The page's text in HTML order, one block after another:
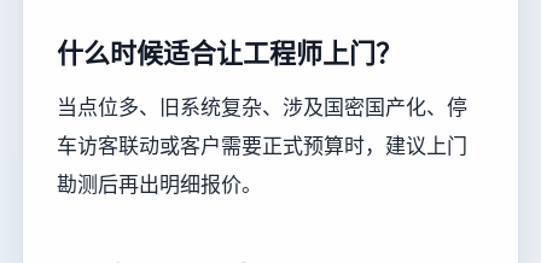
什么时候适合让工程师上门？
当点位多、旧系统复杂、涉及国密国产化、停
车访客联动或客户需要正式预算时，建议上门
勘测后再出明细报价。